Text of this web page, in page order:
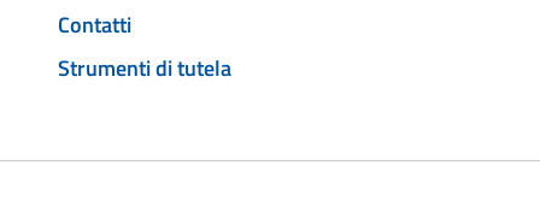
Contatti
Strumenti di tutela